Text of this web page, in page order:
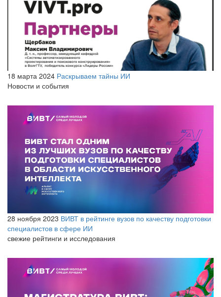
18 марта 2024 Раскрываем тайны ИИ
Новости и события
28 ноября 2023 ВИВТ в рейтинге вузов по качеству подготовки
специалистов в сфере ИИ
свежие рейтинги и исследования